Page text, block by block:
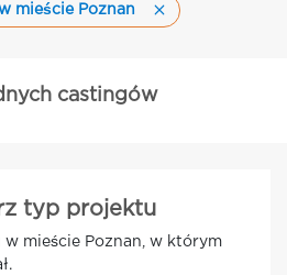
mieście Poznan
castingów
typ projektu
mieście Poznan, w którym